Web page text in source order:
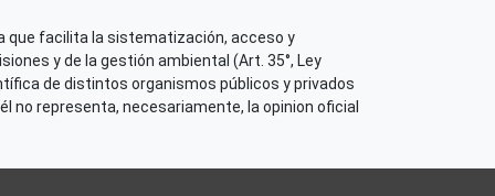
que facilita la sistematización, acceso y
y de la gestión ambiental (Art. 35°, Ley
de distintos organismos públicos y privados
no representa, necesariamente, la opinion oficial